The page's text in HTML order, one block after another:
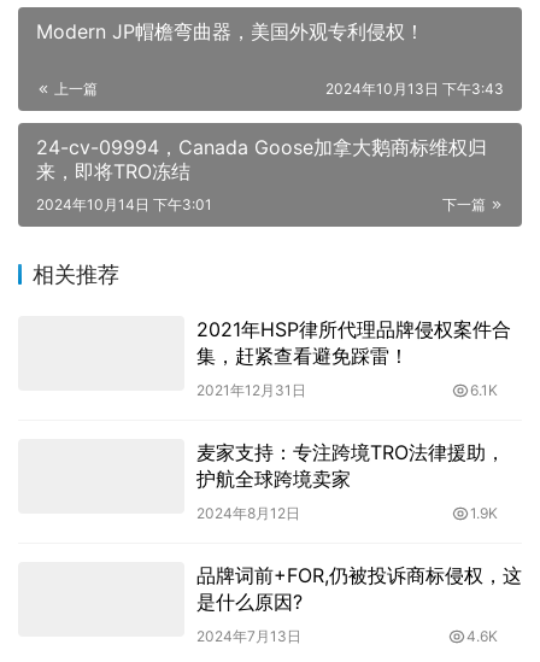
Modern JP帽檐弯曲器，美国外观专利侵权！
上一篇 2024年10月13日 下午3:43
24-cv-09994，Canada Goose加拿大鹅商标维权归
来，即将TRO冻结
下一篇
2024年10月14日 下午3:01
相关推荐
2021年HSP律所代理品牌侵权案件合
集，赶紧查看避免踩雷！
2021年12月31日 6.1K
麦家支持：专注跨境TRO法律援助，
护航全球跨境卖家
2024年8月12日 1.9K
品牌词前+FOR,仍被投诉商标侵权，这
是什么原因?
2024年7月13日 4.6K